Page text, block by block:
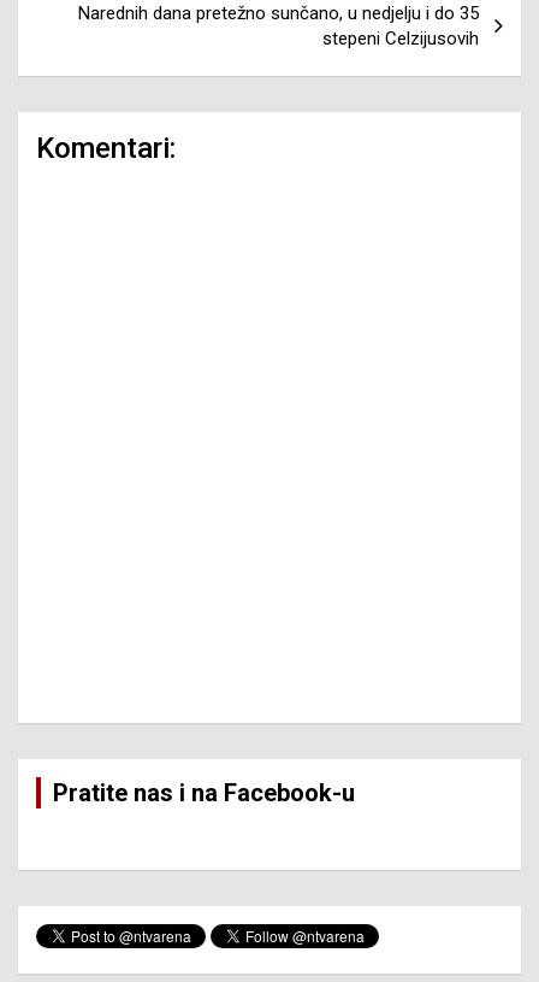
Narednih dana pretežno sunčano, u nedjelju i do 35
stepeni Celzijusovih
Komentari:
Pratite nas i na Facebook-u